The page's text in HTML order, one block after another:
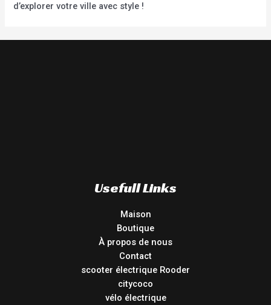
d’explorer votre ville avec style !
Usefull Links
Maison
Boutique
À propos de nous
Contact
scooter électrique Rooder
citycoco
vélo électrique